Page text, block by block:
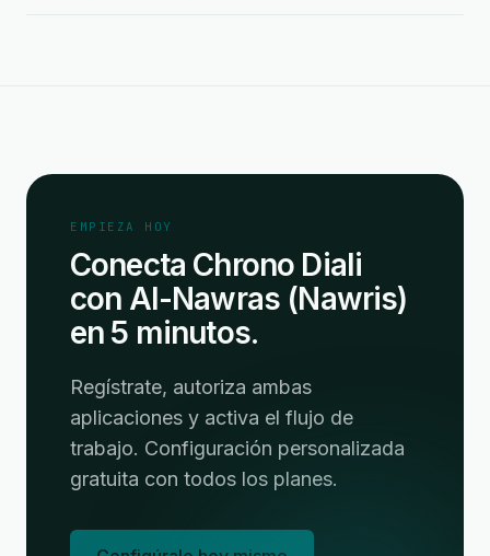
EMPIEZA HOY
Conecta Chrono Diali
con Al-Nawras (Nawris)
en 5 minutos.
Regístrate, autoriza ambas
aplicaciones y activa el flujo de
trabajo. Configuración personalizada
gratuita con todos los planes.